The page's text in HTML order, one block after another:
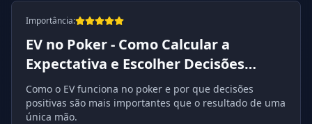
Importância:
EV no Poker - Como Calcular a
Expectativa e Escolher Decisões
Lucrativas
Como o EV funciona no poker e por que decisões
positivas são mais importantes que o resultado de uma
única mão.